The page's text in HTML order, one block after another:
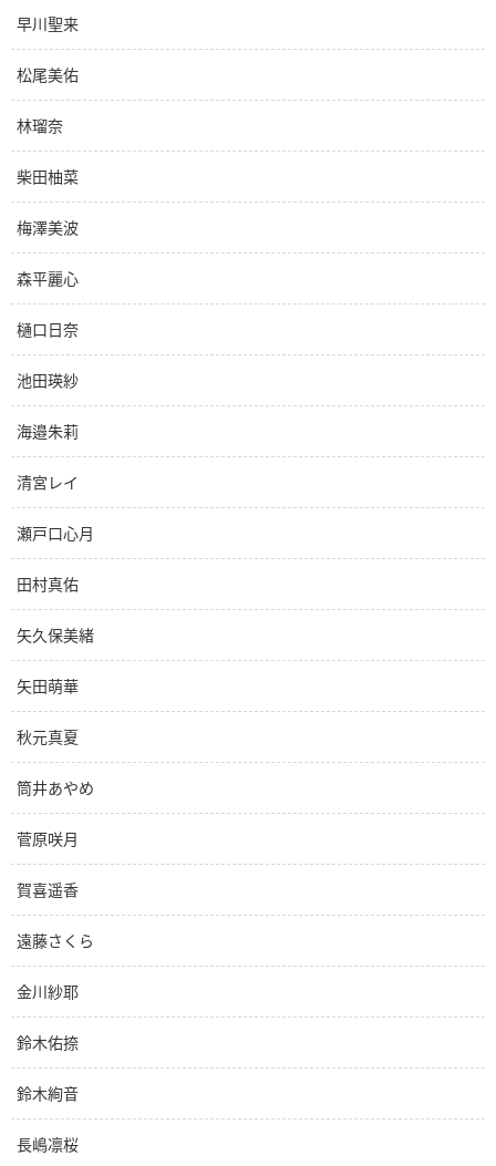
早川聖来
松尾美佑
林瑠奈
柴田柚菜
梅澤美波
森平麗心
樋口日奈
池田瑛紗
海邉朱莉
清宮レイ
瀬戸口心月
田村真佑
矢久保美緒
矢田萌華
秋元真夏
筒井あやめ
菅原咲月
賀喜遥香
遠藤さくら
金川紗耶
鈴木佑捺
鈴木絢音
長嶋凛桜